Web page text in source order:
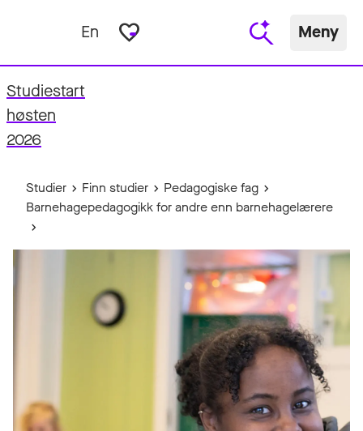
En favorite_border Meny
Studiestart
høsten
2026
Studier Finn studier
Pedagogiske fag
Barnehagepedagogikk for andre enn barnehagelærere